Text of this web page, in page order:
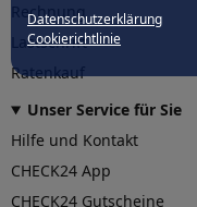
Datenschutzerklärung
Cookierichtlinie
Rechnung
Lastschrift
Ratenkauf
Unser Service für Sie
Hilfe und Kontakt
CHECK24 App
CHECK24 Gutscheine